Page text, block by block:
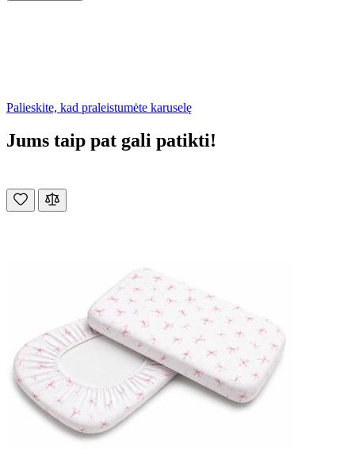
Palieskite, kad praleistumėte karuselę
Jums taip pat gali patikti!